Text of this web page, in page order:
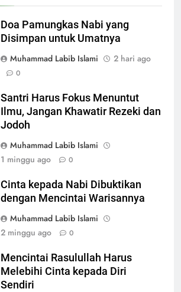
Doa Pamungkas Nabi yang
Disimpan untuk Umatnya
Muhammad Labib Islami
2 hari ago
0
Santri Harus Fokus Menuntut
Ilmu, Jangan Khawatir Rezeki dan
Jodoh
Muhammad Labib Islami
1 minggu ago
0
Cinta kepada Nabi Dibuktikan
dengan Mencintai Warisannya
Muhammad Labib Islami
2 minggu ago
0
Mencintai Rasulullah Harus
Melebihi Cinta kepada Diri
Sendiri